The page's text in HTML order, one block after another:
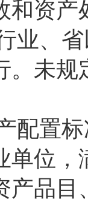
和资
业、
。未
配置
单位
产品